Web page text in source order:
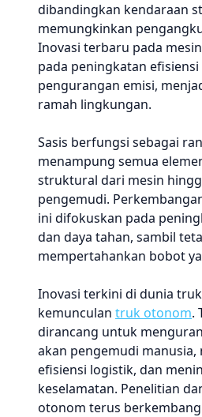
dibandingkan kendaraan
memungkinkan
Inovasi terbaru pada
pada peningkatan
pengurangan emisi,
ramah lingkungan.
Sasis berfungsi sebagai
menampung semua
struktural dari mesin
pengemudi.
ini difokuskan pada
dan daya tahan, sambil
mempertahankan bobot
Inovasi terkini di dunia
kemunculan truk otonom.
dirancang untuk
akan pengemudi manusia,
efisiensi logistik, dan
keselamatan. Penelitian
otonom terus